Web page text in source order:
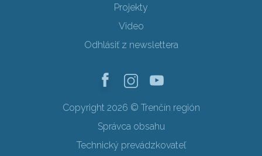
Projekty
Video
Odhlásiť z newslettera
Copyright 2026 © Trenčín región
Správca obsahu
Technický prevádzkovateľ